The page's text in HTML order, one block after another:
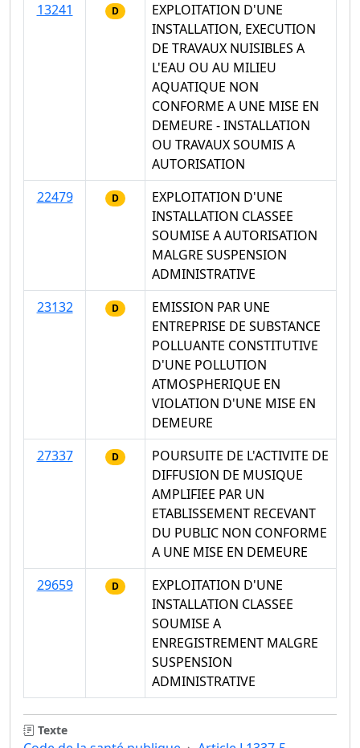
13241
D
EXPLOITATION D'UNE
INSTALLATION, EXECUTION
DE TRAVAUX NUISIBLES A
L'EAU OU AU MILIEU
AQUATIQUE NON
CONFORME A UNE MISE EN
DEMEURE - INSTALLATION
OU TRAVAUX SOUMIS A
AUTORISATION
22479
D
EXPLOITATION D'UNE
INSTALLATION CLASSEE
SOUMISE A AUTORISATION
MALGRE SUSPENSION
ADMINISTRATIVE
23132
D
EMISSION PAR UNE
ENTREPRISE DE SUBSTANCE
POLLUANTE CONSTITUTIVE
D'UNE POLLUTION
ATMOSPHERIQUE EN
VIOLATION D'UNE MISE EN
DEMEURE
27337
D
POURSUITE DE L'ACTIVITE DE
DIFFUSION DE MUSIQUE
AMPLIFIEE PAR UN
ETABLISSEMENT RECEVANT
DU PUBLIC NON CONFORME
A UNE MISE EN DEMEURE
29659
D
EXPLOITATION D'UNE
INSTALLATION CLASSEE
SOUMISE A
ENREGISTREMENT MALGRE
SUSPENSION
ADMINISTRATIVE
Texte